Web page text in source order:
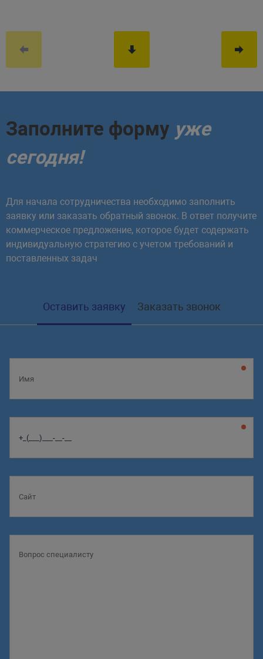
Заполните форму уже
сегодня!
Для начала сотрудничества необходимо заполнить
заявку или заказать обратный звонок. В ответ получите
коммерческое предложение, которое будет содержать
индивидуальную стратегию с учетом требований и
поставленных задач
Оставить заявку Заказать звонок